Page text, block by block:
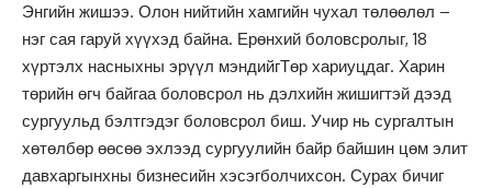
Энгийн жишээ. Олон нийтийн хамгийн чухал төлөөлөл –
нэг сая гаруй хүүхэд байна. Ерөнхий боловсролыг, 18
хүртэлх насныхны эрүүл мэндийгТөр хариуцдаг. Харин
төрийн өгч байгаа боловсрол нь дэлхийн жишигтэй дээд
сургуульд бэлтгэдэг боловсрол биш. Учир нь сургалтын
хөтөлбөр өөсөө эхлээд сургуулийн байр байшин цөм элит
давхаргынхны бизнесийн хэсэгболчихсон. Сурах бичиг